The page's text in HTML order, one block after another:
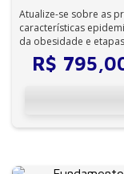
Atualize-se sobre as
características
da obesidade e
anamnese e exame
paci...
R$ 795,